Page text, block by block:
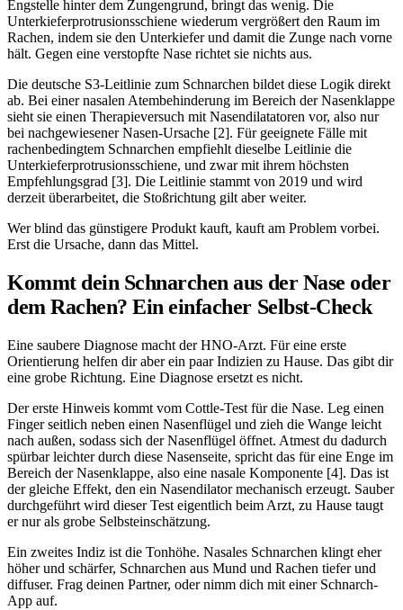
Engstelle hinter dem Zungengrund, bringt das wenig. Die
Unterkieferprotrusionsschiene wiederum vergrößert den Raum im
Rachen, indem sie den Unterkiefer und damit die Zunge nach vorne
hält. Gegen eine verstopfte Nase richtet sie nichts aus.
Die deutsche S3-Leitlinie zum Schnarchen bildet diese Logik direkt
ab. Bei einer nasalen Atembehinderung im Bereich der Nasenklappe
sieht sie einen Therapieversuch mit Nasendilatatoren vor, also nur
bei nachgewiesener Nasen-Ursache [2]. Für geeignete Fälle mit
rachenbedingtem Schnarchen empfiehlt dieselbe Leitlinie die
Unterkieferprotrusionsschiene, und zwar mit ihrem höchsten
Empfehlungsgrad [3]. Die Leitlinie stammt von 2019 und wird
derzeit überarbeitet, die Stoßrichtung gilt aber weiter.
Wer blind das günstigere Produkt kauft, kauft am Problem vorbei.
Erst die Ursache, dann das Mittel.
Kommt dein Schnarchen aus der Nase oder
dem Rachen? Ein einfacher Selbst-Check
Eine saubere Diagnose macht der HNO-Arzt. Für eine erste
Orientierung helfen dir aber ein paar Indizien zu Hause. Das gibt dir
eine grobe Richtung. Eine Diagnose ersetzt es nicht.
Der erste Hinweis kommt vom Cottle-Test für die Nase. Leg einen
Finger seitlich neben einen Nasenflügel und zieh die Wange leicht
nach außen, sodass sich der Nasenflügel öffnet. Atmest du dadurch
spürbar leichter durch diese Nasenseite, spricht das für eine Enge im
Bereich der Nasenklappe, also eine nasale Komponente [4]. Das ist
der gleiche Effekt, den ein Nasendilator mechanisch erzeugt. Sauber
durchgeführt wird dieser Test eigentlich beim Arzt, zu Hause taugt
er nur als grobe Selbsteinschätzung.
Ein zweites Indiz ist die Tonhöhe. Nasales Schnarchen klingt eher
höher und schärfer, Schnarchen aus Mund und Rachen tiefer und
diffuser. Frag deinen Partner, oder nimm dich mit einer Schnarch-
App auf.